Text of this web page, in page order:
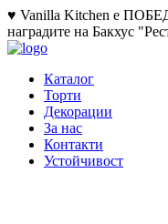
♥ Vanilla Kitchen е
наградите на Бакхус
Каталог
Торти
Декорации
За нас
Контакти
Устойчивост